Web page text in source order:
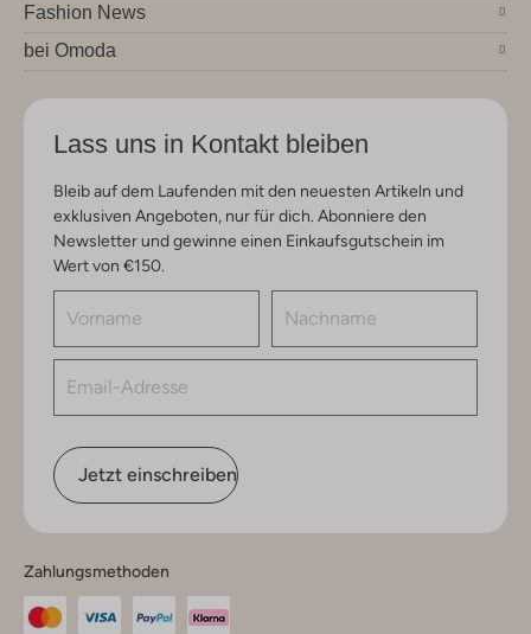
Fashion News
bei Omoda
Lass uns in Kontakt bleiben
Bleib auf dem Laufenden mit den neuesten Artikeln und
exklusiven Angeboten, nur für dich. Abonniere den
Newsletter und gewinne einen Einkaufsgutschein im
Wert von €150.
Jetzt einschreiben
Zahlungsmethoden